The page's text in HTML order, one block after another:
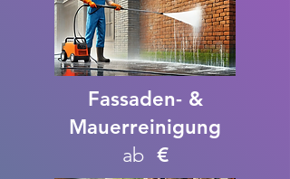
Fassaden- &
Mauerreinigung
ab€